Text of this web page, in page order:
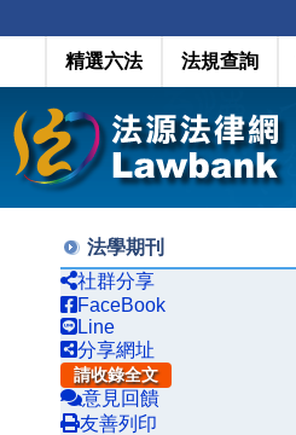
精選六法 法規查詢
法學期刊
社群分享
FaceBook
Line
分享網址
請收錄全文
意見回饋
友善列印